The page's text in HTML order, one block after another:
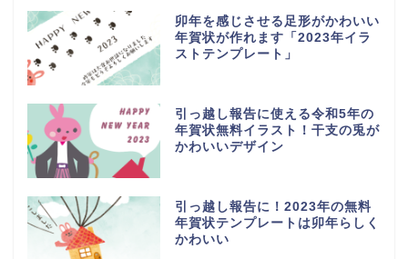
卯年を感じさせる足形がかわいい
年賀状が作れます「2023年イラ
ストテンプレート」
引っ越し報告に使える令和5年の
年賀状無料イラスト！干支の兎が
かわいいデザイン
引っ越し報告に！2023年の無料
年賀状テンプレートは卯年らしく
かわいい